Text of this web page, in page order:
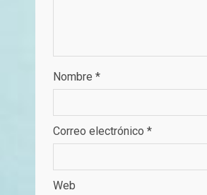
Nombre *
Correo electrónico *
Web